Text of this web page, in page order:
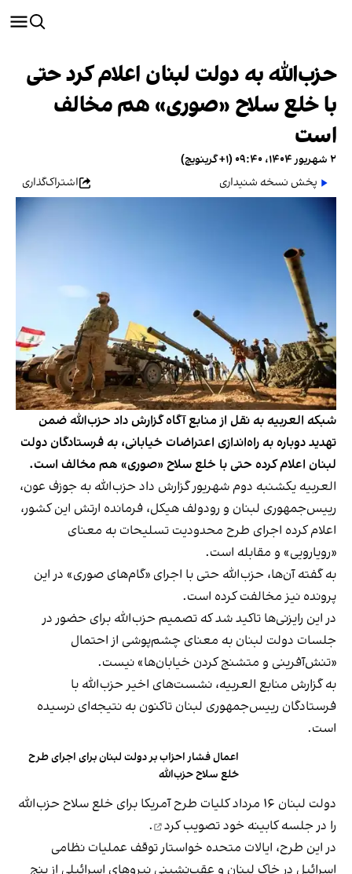
حزب‌الله به دولت لبنان اعلام کرد حتی
با خلع سلاح «صوری» هم مخالف
است
۲ شهریور ۱۴۰۴، ۰۹:۴۰ (‎+۱ گرینویچ)
پخش نسخه شنیداری
اشتراک‌گذاری
شبکه العربیه به نقل از منابع آگاه گزارش داد حزب‌الله ضمن
تهدید دوباره به راه‌اندازی اعتراضات خیابانی، به فرستادگان دولت
لبنان اعلام کرده حتی با خلع سلاح «صوری» هم مخالف است.
العربیه یکشنبه دوم شهریور گزارش داد حزب‌الله به جوزف عون،
رییس‌جمهوری لبنان و رودولف هیکل، فرمانده ارتش این کشور،
اعلام کرده اجرای طرح محدودیت تسلیحات به معنای
«رویارویی» و مقابله است.
به گفته آن‌ها، حزب‌الله حتی با اجرای «گام‌های صوری» در این
پرونده نیز مخالفت کرده است.
در این رایزنی‌ها تاکید شد که تصمیم حزب‌الله برای حضور در
جلسات دولت لبنان به معنای چشم‌پوشی از احتمال
«تنش‌آفرینی و متشنج کردن خیابان‌ها» نیست.
به گزارش منابع العربيه، نشست‌های اخیر حزب‌الله با
فرستادگان رییس‌جمهوری لبنان تاکنون به نتیجه‌ای نرسیده
است.
اعمال فشار احزاب بر دولت لبنان برای اجرای طرح
خلع سلاح حزب‌الله
دولت لبنان ۱۶ مرداد کلیات طرح آمریکا برای خلع سلاح حزب‌الله
را در جلسه کابینه خودتصویب کرد
.
در این طرح، ایالات متحده خواستار توقف عملیات نظامی
اسرائیل در خاک لبنان و عقب‌نشینی نیروهای اسرائیلی از پنج